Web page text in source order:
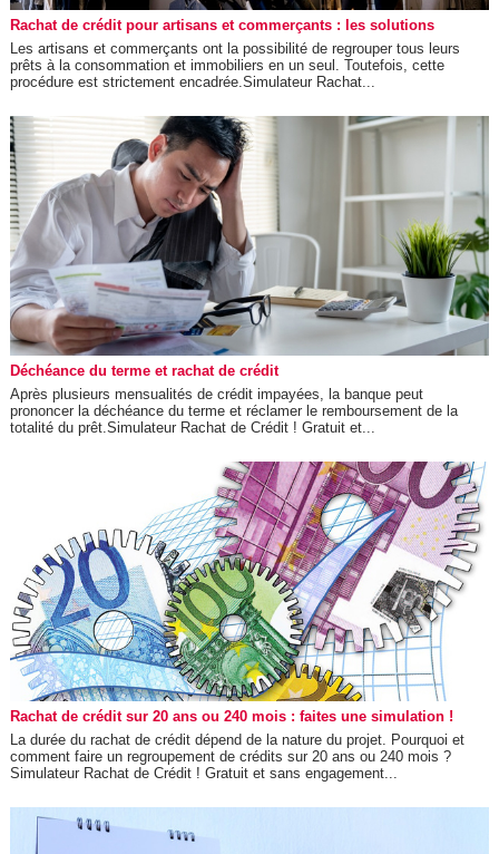
Rachat de crédit pour artisans et commerçants : les solutions
Les artisans et commerçants ont la possibilité de regrouper tous leurs
prêts à la consommation et immobiliers en un seul. Toutefois, cette
procédure est strictement encadrée.Simulateur Rachat...
Déchéance du terme et rachat de crédit
Après plusieurs mensualités de crédit impayées, la banque peut
prononcer la déchéance du terme et réclamer le remboursement de la
totalité du prêt.Simulateur Rachat de Crédit ! Gratuit et...
Rachat de crédit sur 20 ans ou 240 mois : faites une simulation !
La durée du rachat de crédit dépend de la nature du projet. Pourquoi et
comment faire un regroupement de crédits sur 20 ans ou 240 mois ?
Simulateur Rachat de Crédit ! Gratuit et sans engagement...